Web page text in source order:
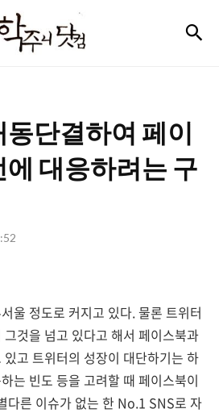
주
컴
단결하여 페이
대응하려는 구
울 정도로 커지고 있다. 물론 트위터
것을 넘고 있다고 해서 페이스북과
고 트위터의 성장이 대단하기는 하
는 빈도 등을 고려할 때 페이스북이
다른 이슈가 없는 한 No.1 SNS로 자